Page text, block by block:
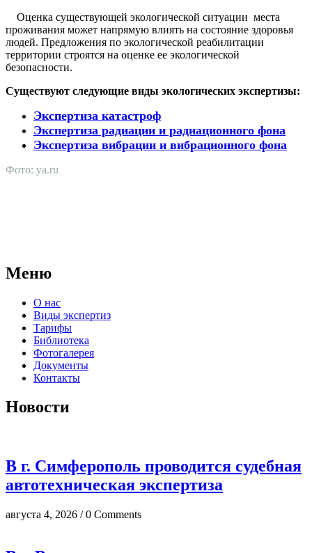
Оценка существующей экологической ситуации места
проживания может напрямую влиять на состояние здоровья
людей. Предложения по экологической реабилитации
территории строятся на оценке ее экологической
безопасности.
Существуют следующие виды экологических экспертизы:
Экспертиза катастроф
Экспертиза радиации и радиационного фона
Экспертиза вибрации и вибрационного фона
Фото: ya.ru
Меню
О нас
Виды экспертиз
Тарифы
Библиотека
Фотогалерея
Документы
Контакты
Новости
В г. Симферополь проводится судебная
автотехническая экспертиза
августа 4, 2026 / 0 Comments